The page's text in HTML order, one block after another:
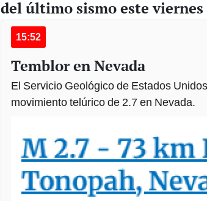
del último sismo este
15:52
Temblor en Nevada
El Servicio Geológico de Estados
movimiento telúrico de 2.7 en Nevada.